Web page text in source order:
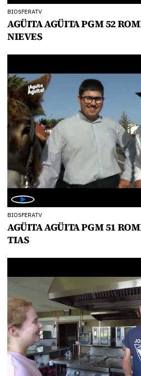
BIOSFERATV
AGÜITA AGÜITA PGM 52
NIEVES
BIOSFERATV
AGÜITA AGÜITA PGM 51
TIAS